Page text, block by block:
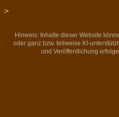
>
Hinweis: Inhalte dieser Website
oder ganz bzw. teilweise KI-
und Veröffentlichung